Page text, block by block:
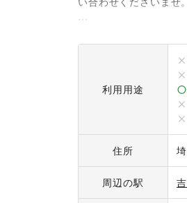
1週間前からデジタル
※告知料として550円
※au以外はご相談可能
・ウォーターサーバー
・たばこ
・保険
利用用途
住所
周辺の駅